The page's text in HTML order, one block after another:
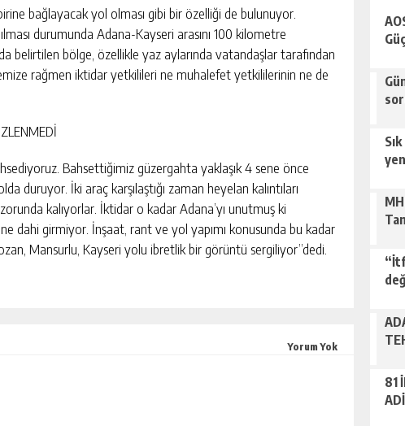
bağlayacak yol olması gibi bir özelliği de bulunuyor.
durumunda Adana-Kayseri arasını 100 kilometre
belirtilen bölge, özellikle yaz aylarında vatandaşlar tarafından
rağmen iktidar yetkilileri ne muhalefet yetkililerinin ne de
Bahsettiğimiz güzergahta yaklaşık 4 sene önce
duruyor. İki araç karşılaştığı zaman heyelan kalıntıları
kalıyorlar. İktidar o kadar Adana’yı unutmuş ki
dahi girmiyor. İnşaat, rant ve yol yapımı konusunda bu kadar
Mansurlu, Kayseri yolu ibretlik bir görüntü sergiliyor”dedi.
Yorum Yok
81